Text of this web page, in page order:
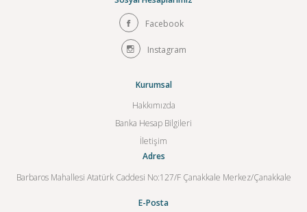
Facebook
Instagram
Kurumsal
Hakkımızda
Banka Hesap Bilgileri
İletişim
Adres
Barbaros Mahallesi Atatürk Caddesi No:127/F Çanakkale Merkez/Çanakkale
E-Posta